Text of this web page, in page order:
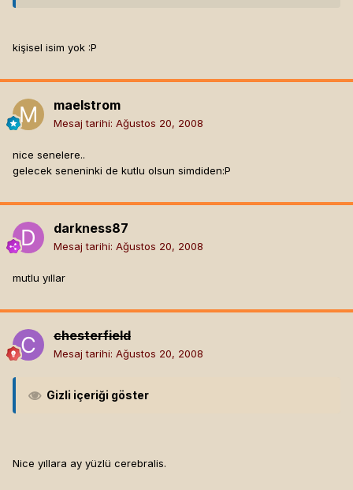
kişisel isim yok :P
maelstrom
Mesaj tarihi: Ağustos 20, 2008
nice senelere..
gelecek seneninki de kutlu olsun simdiden:P
darkness87
Mesaj tarihi: Ağustos 20, 2008
mutlu yıllar
chesterfield
Mesaj tarihi: Ağustos 20, 2008
Gizli içeriği göster
Nice yıllara ay yüzlü cerebralis.